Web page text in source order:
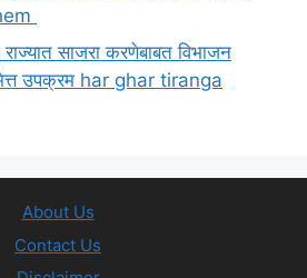
राज्यात साजरा करणेबाबत विभाजन
उपक्रम har ghar tiranga
About Us
Contact Us